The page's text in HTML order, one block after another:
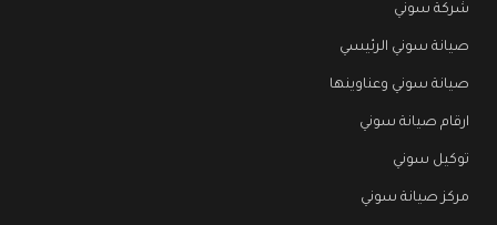
شركة سوني
صيانة سوني الرئيسي
صيانة سوني وعناوينها
ارقام صيانة سوني
توكيل سوني
مركز صيانة سوني